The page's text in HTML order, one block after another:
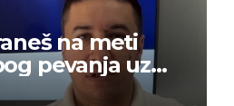
na meti
pevanja uz